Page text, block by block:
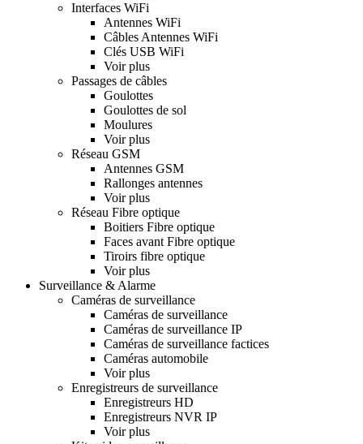
Interfaces WiFi
Antennes WiFi
Câbles Antennes WiFi
Clés USB WiFi
Voir plus
Passages de câbles
Goulottes
Goulottes de sol
Moulures
Voir plus
Réseau GSM
Antennes GSM
Rallonges antennes
Voir plus
Réseau Fibre optique
Boitiers Fibre optique
Faces avant Fibre optique
Tiroirs fibre optique
Voir plus
Surveillance & Alarme
Caméras de surveillance
Caméras de surveillance
Caméras de surveillance IP
Caméras de surveillance factices
Caméras automobile
Voir plus
Enregistreurs de surveillance
Enregistreurs HD
Enregistreurs NVR IP
Voir plus